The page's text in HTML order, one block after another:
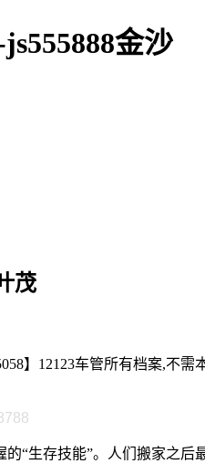
金沙
茂
】12123车管所有档案,不
“生存技能”。人们搬家之